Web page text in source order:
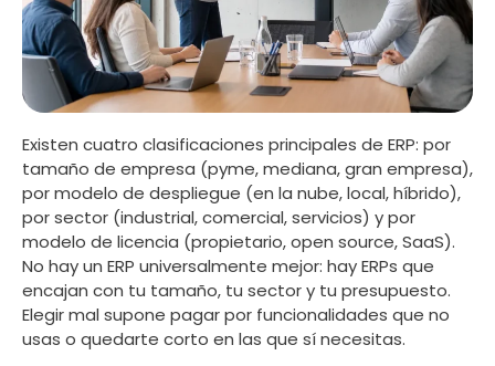
Existen cuatro clasificaciones principales de ERP: por
tamaño de empresa (pyme, mediana, gran empresa),
por modelo de despliegue (en la nube, local, híbrido),
por sector (industrial, comercial, servicios) y por
modelo de licencia (propietario, open source, SaaS).
No hay un ERP universalmente mejor: hay ERPs que
encajan con tu tamaño, tu sector y tu presupuesto.
Elegir mal supone pagar por funcionalidades que no
usas o quedarte corto en las que sí necesitas.